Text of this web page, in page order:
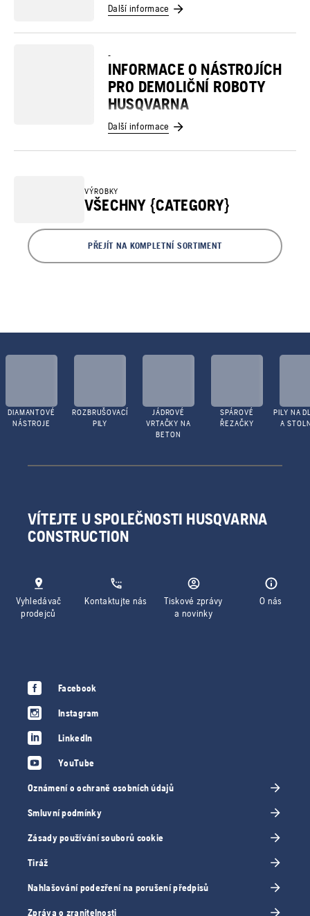
Další informace
-
INFORMACE O NÁSTROJÍCH
PRO DEMOLIČNÍ ROBOTY
HUSQVARNA
Další informace
VÝROBKY
VŠECHNY {CATEGORY}
PŘEJÍT NA KOMPLETNÍ SORTIMENT
DIAMANTOVÉ
NÁSTROJE
ROZBRUŠOVACÍ
PILY
JÁDROVÉ
VRTAČKY NA
BETON
SPÁROVÉ
ŘEZAČKY
PILY NA
A
VÍTEJTE U SPOLEČNOSTI HUSQVARNA
CONSTRUCTION
Vyhledávač
prodejců
Kontaktujte nás
Tiskové zprávy
a novinky
O nás
Facebook
Instagram
LinkedIn
YouTube
Oznámení o ochraně osobních údajů
Smluvní podmínky
Zásady používání souborů cookie
Tiráž
Nahlašování podezření na porušení předpisů
Zpráva o zranitelnosti